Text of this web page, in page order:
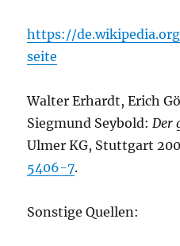
https://
seite
Walter Erhardt, Erich
Siegmund Seybold: Der
Ulmer KG, Stuttgart
5406-7.
Sonstige Quellen: